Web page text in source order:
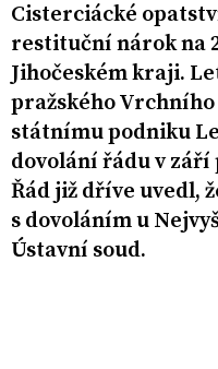
Cisterciácké
restituční nárok na
Jihočeském kraji.
pražského
státnímu podniku
dovolání řádu v
Řád již dříve uvedl,
s dovoláním u
Ústavní soud.